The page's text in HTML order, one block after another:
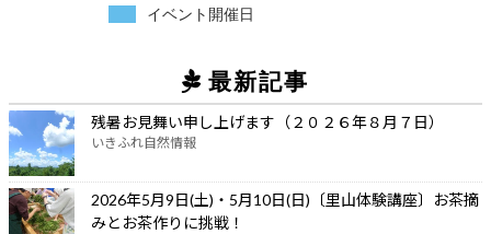
イベント開催日
最新記事
残暑お見舞い申し上げます（２０２６年８月７日）
いきふれ自然情報
2026年5月9日(土)・5月10日(日)〔里山体験講座〕お茶摘
みとお茶作りに挑戦！